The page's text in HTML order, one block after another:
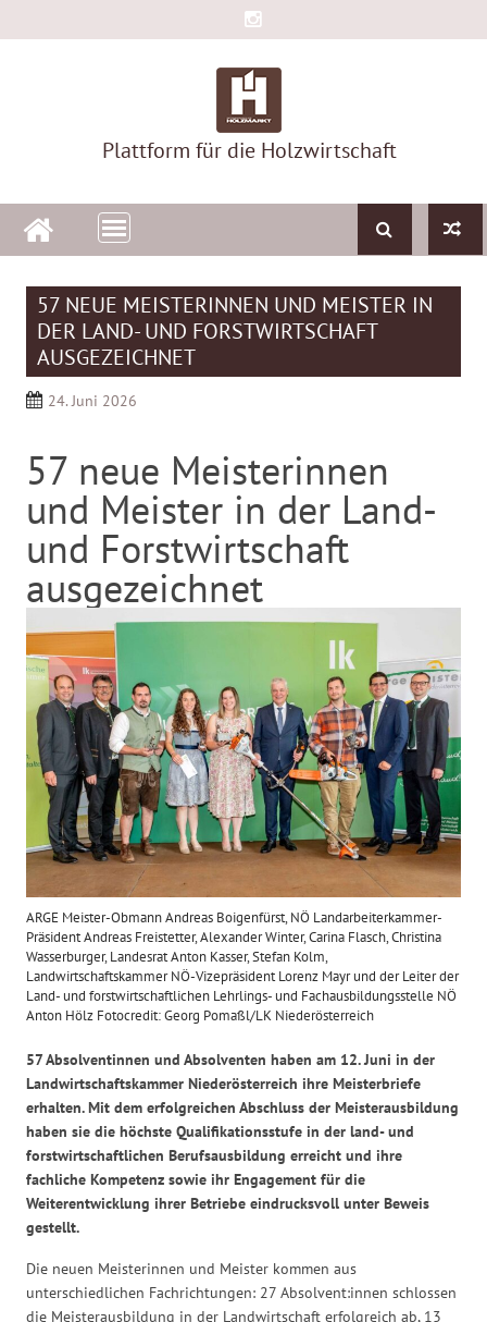
to
Plattform für die Holzwirtschaft
57 NEUE MEISTERINNEN UND MEISTER IN
DER LAND- UND FORSTWIRTSCHAFT
AUSGEZEICHNET
24. Juni 2026
57 neue Meisterinnen
und Meister in der Land-
und Forstwirtschaft
ausgezeichnet
ARGE Meister-Obmann Andreas Boigenfürst, NÖ Landarbeiterkammer-
Präsident Andreas Freistetter, Alexander Winter, Carina Flasch, Christina
Wasserburger, Landesrat Anton Kasser, Stefan Kolm,
Landwirtschaftskammer NÖ-Vizepräsident Lorenz Mayr und der Leiter der
Land- und forstwirtschaftlichen Lehrlings- und Fachausbildungsstelle NÖ
Anton Hölz Fotocredit: Georg Pomaßl/LK Niederösterreich
57 Absolventinnen und Absolventen haben am 12. Juni in der
Landwirtschaftskammer Niederösterreich ihre Meisterbriefe
erhalten. Mit dem erfolgreichen Abschluss der Meisterausbildung
haben sie die höchste Qualifikationsstufe in der land- und
forstwirtschaftlichen Berufsausbildung erreicht und ihre
fachliche Kompetenz sowie ihr Engagement für die
Weiterentwicklung ihrer Betriebe eindrucksvoll unter Beweis
gestellt.
Die neuen Meisterinnen und Meister kommen aus
unterschiedlichen Fachrichtungen: 27 Absolvent:innen schlossen
die Meisterausbildung in der Landwirtschaft erfolgreich ab, 13